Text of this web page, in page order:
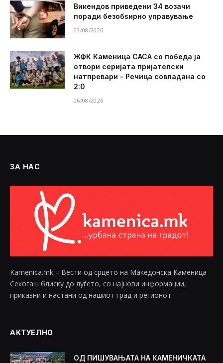
Викендов приведени 34 возачи
поради безобѕирно управување
03/08/2026
ЖФК Каменица САСА со победа ја
отвори серијата пријателски
натпревари – Речица совладана со
2:0
06/08/2026
ЗА НАС
Kamenica.mk – Вести од срцето на Македонска Каменица
Секогаш блиску до луѓето, со најнови информации,
приказни и настани од нашиот град и регионот.
АКТУЕЛНО
ОД ПИШУВАЊАТА НА КАМЕНИЧКАТА